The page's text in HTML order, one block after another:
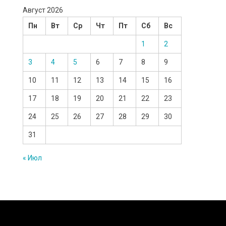
Август 2026
Пн
Вт Ср Чт Пт Сб Вс
1 2
3 4 5 6 7 8 9
10 11 12 13 14 15 16
17 18 19 20 21 22 23
24 25 26 27 28 29 30
31
« Июл